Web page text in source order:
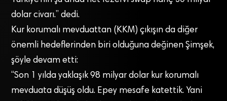
dolar civarı.” dedi.
Kur korumalı mevduattan (KKM) çıkışın da diğer
önemli hedeflerinden biri olduğuna değinen Şimşek,
şöyle devam etti:
“Son 1 yılda yaklaşık 98 milyar dolar kur korumalı
mevduata düşüş oldu. Epey mesafe katettik. Yani